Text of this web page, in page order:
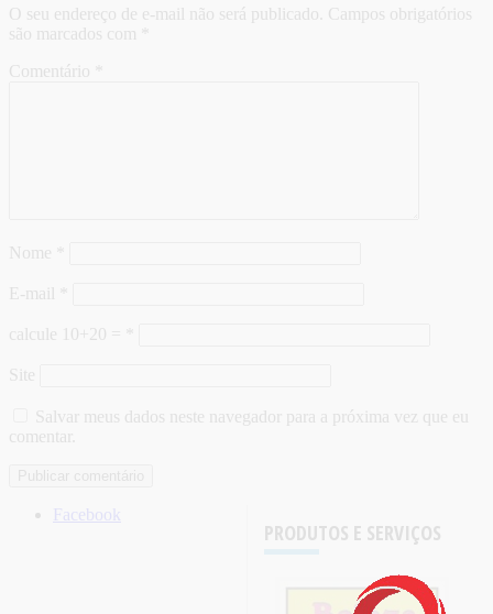
O seu endereço de e-mail não será publicado. Campos obrigatórios
são marcados com
Comentário
Nome
E-mail
calcule 10+20 =
Site
Salvar meus dados neste navegador para a próxima vez que eu
comentar.
PRODUTOS E SERVIÇOS
Facebook